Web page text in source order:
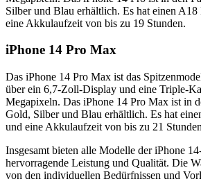
Silber und Blau erhältlich. Es hat einen A18
eine Akkulaufzeit von bis zu 19 Stunden.
iPhone 14 Pro Max
Das iPhone 14 Pro Max ist das
über ein 6,7-Zoll-Display und eine Triple-
Megapixeln. Das iPhone 14 Pro Max ist in
Gold, Silber und Blau erhältlich. Es hat
und eine Akkulaufzeit von bis zu 21
Insgesamt bieten alle Modelle der iPhone
hervorragende Leistung und Qualität. Die
von den individuellen Bedürfnissen und